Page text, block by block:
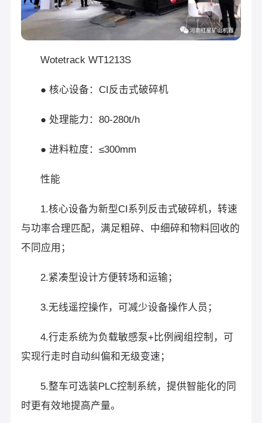
Wotetrack WT1213S
● 核心设备：CI反击式破碎机
● 处理能力：80-280t/h
● 进料粒度：≤300mm
性能
1.核心设备为新型CI系列反击式破碎机，转速
与功率合理匹配，满足粗碎、中细碎和物料回收的
不同应用；
2.紧凑型设计方便转场和运输；
3.无线遥控操作，可减少设备操作人员；
4.行走系统为负载敏感泵+比例阀组控制，可
实现行走时自动纠偏和无级变速；
5.整车可选装PLC控制系统，提供智能化的同
时更有效地提高产量。